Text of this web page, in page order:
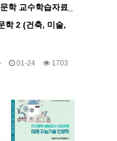
학 교수학습자료_
학 2 (건축, 미술,
01-24 1703